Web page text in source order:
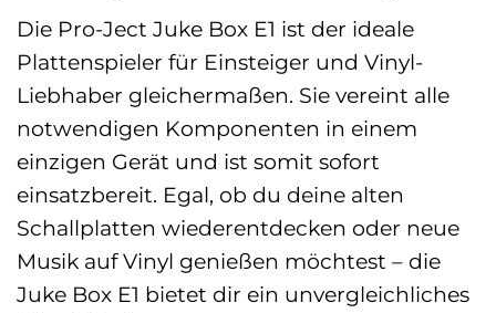
Die Pro-Ject Juke Box E1 ist der ideale
Plattenspieler für Einsteiger und Vinyl-
Liebhaber gleichermaßen. Sie vereint alle
notwendigen Komponenten in einem
einzigen Gerät und ist somit sofort
einsatzbereit. Egal, ob du deine alten
Schallplatten wiederentdecken oder neue
Musik auf Vinyl genießen möchtest – die
Juke Box E1 bietet dir ein unvergleichliches